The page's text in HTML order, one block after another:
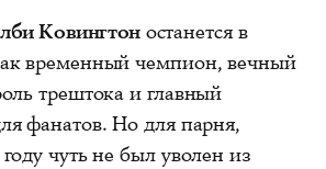
Ковингтоностанется в
временный чемпион, вечный
трештока и главный
фанатов. Но для парня,
чуть не был уволен из